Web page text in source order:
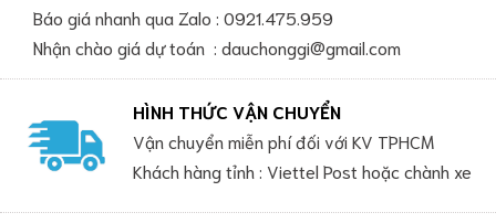
Báo giá nhanh qua Zalo : 0921.475.959
Nhận chào giá dự toán : dauchonggi@gmail.com
HÌNH THỨC VẬN CHUYỂN
Vận chuyển miễn phí đối với KV TPHCM
Khách hàng tỉnh : Viettel Post hoặc chành xe